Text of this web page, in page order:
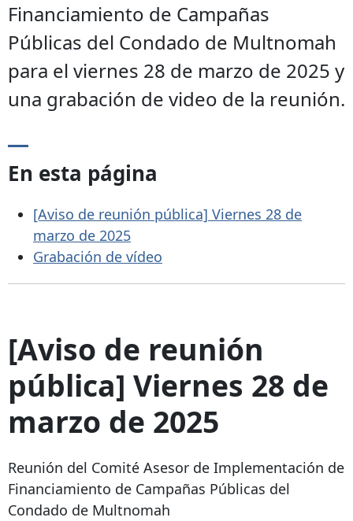
Financiamiento de Campañas
Públicas del Condado de Multnomah
para el viernes 28 de marzo de 2025 y
una grabación de video de la reunión.
En esta página
[Aviso de reunión pública] Viernes 28 de
marzo de 2025
Grabación de vídeo
[Aviso de reunión
pública] Viernes 28 de
marzo de 2025
Reunión del Comité Asesor de Implementación de
Financiamiento de Campañas Públicas del
Condado de Multnomah